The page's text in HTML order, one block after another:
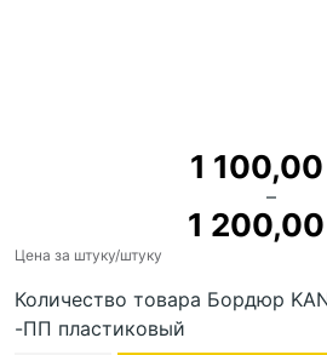
1 100,00
–
1 200,00
Цена за штуку/штуку
Количество товара Бордюр
-ПП пластиковый